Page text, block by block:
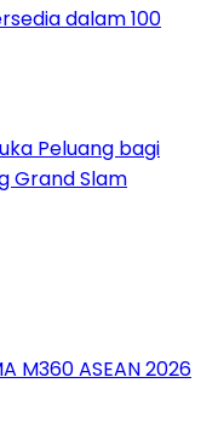
dalam 100
Peluang bagi
Grand Slam
M360 ASEAN 2026